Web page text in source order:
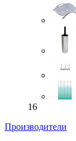
16
Производители